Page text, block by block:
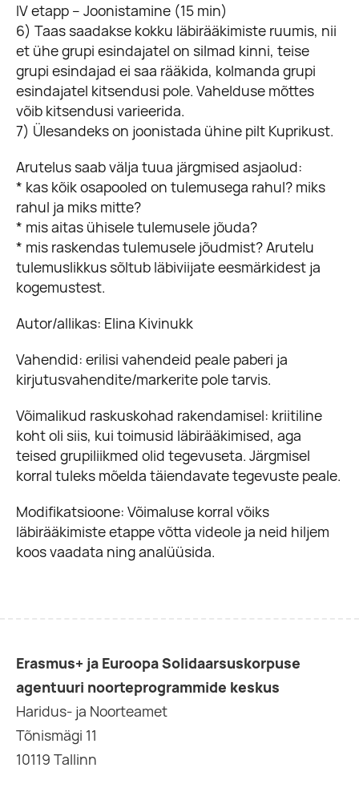
IV etapp – Joonistamine (15 min)
6) Taas saadakse kokku läbirääkimiste ruumis, nii
et ühe grupi esindajatel on silmad kinni, teise
grupi esindajad ei saa rääkida, kolmanda grupi
esindajatel kitsendusi pole. Vahelduse mõttes
võib kitsendusi varieerida.
7) Ülesandeks on joonistada ühine pilt Kuprikust.
Arutelus saab välja tuua järgmised asjaolud:
* kas kõik osapooled on tulemusega rahul? miks
rahul ja miks mitte?
* mis aitas ühisele tulemusele jõuda?
* mis raskendas tulemusele jõudmist? Arutelu
tulemuslikkus sõltub läbiviijate eesmärkidest ja
kogemustest.
Autor/allikas: Elina Kivinukk
Vahendid: erilisi vahendeid peale paberi ja
kirjutusvahendite/markerite pole tarvis.
Võimalikud raskuskohad rakendamisel: kriitiline
koht oli siis, kui toimusid läbirääkimised, aga
teised grupiliikmed olid tegevuseta. Järgmisel
korral tuleks mõelda täiendavate tegevuste peale.
Modifikatsioone: Võimaluse korral võiks
läbirääkimiste etappe võtta videole ja neid hiljem
koos vaadata ning analüüsida.
Erasmus+ ja Euroopa Solidaarsuskorpuse
agentuuri noorteprogrammide keskus
Haridus- ja Noorteamet
Tõnismägi 11
10119 Tallinn